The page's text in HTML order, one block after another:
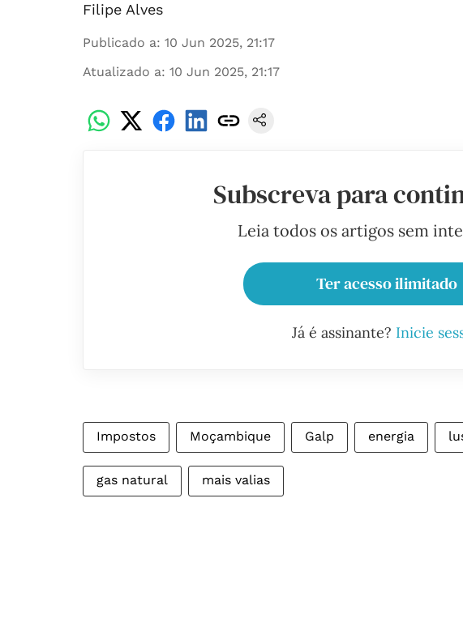
Filipe Alves
Publicado a: 10 Jun 2025, 21:17
Atualizado a: 10 Jun 2025, 21:17
Subscreva para
Leia todos os artigos sem
Ter acesso ilimitado
Já é assinante? Inicie
Impostos Moçambique Galp energia
gas natural mais valias